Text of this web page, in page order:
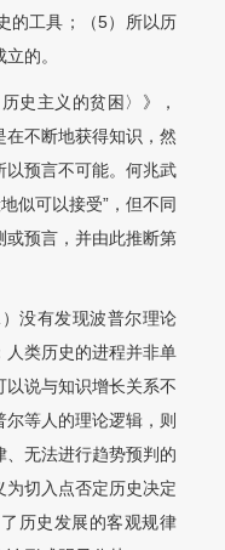
的工具；（5）所以历
的。
史主义的贫困〉》，
不断地获得知识，然
以预言不可能。何兆武
似可以接受”，但不同
或预言，并由此推断第
没有发现波普尔理论
类历史的进程并非单
说与知识增长关系不
等人的理论逻辑，则
无法进行趋势预判的
切入点否定历史决定
历史发展的客观规律